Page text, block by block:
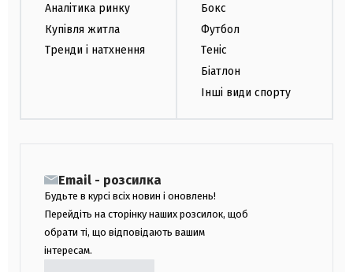
Аналітика ринку
Купівля житла
Тренди і натхнення
Бокс
Футбол
Теніс
Біатлон
Інші види спорту
Email - розсилка
Будьте в курсі всіх новин і оновлень!
Перейдіть на сторінку наших розсилок, щоб
обрати ті, що відповідають вашим
інтересам.